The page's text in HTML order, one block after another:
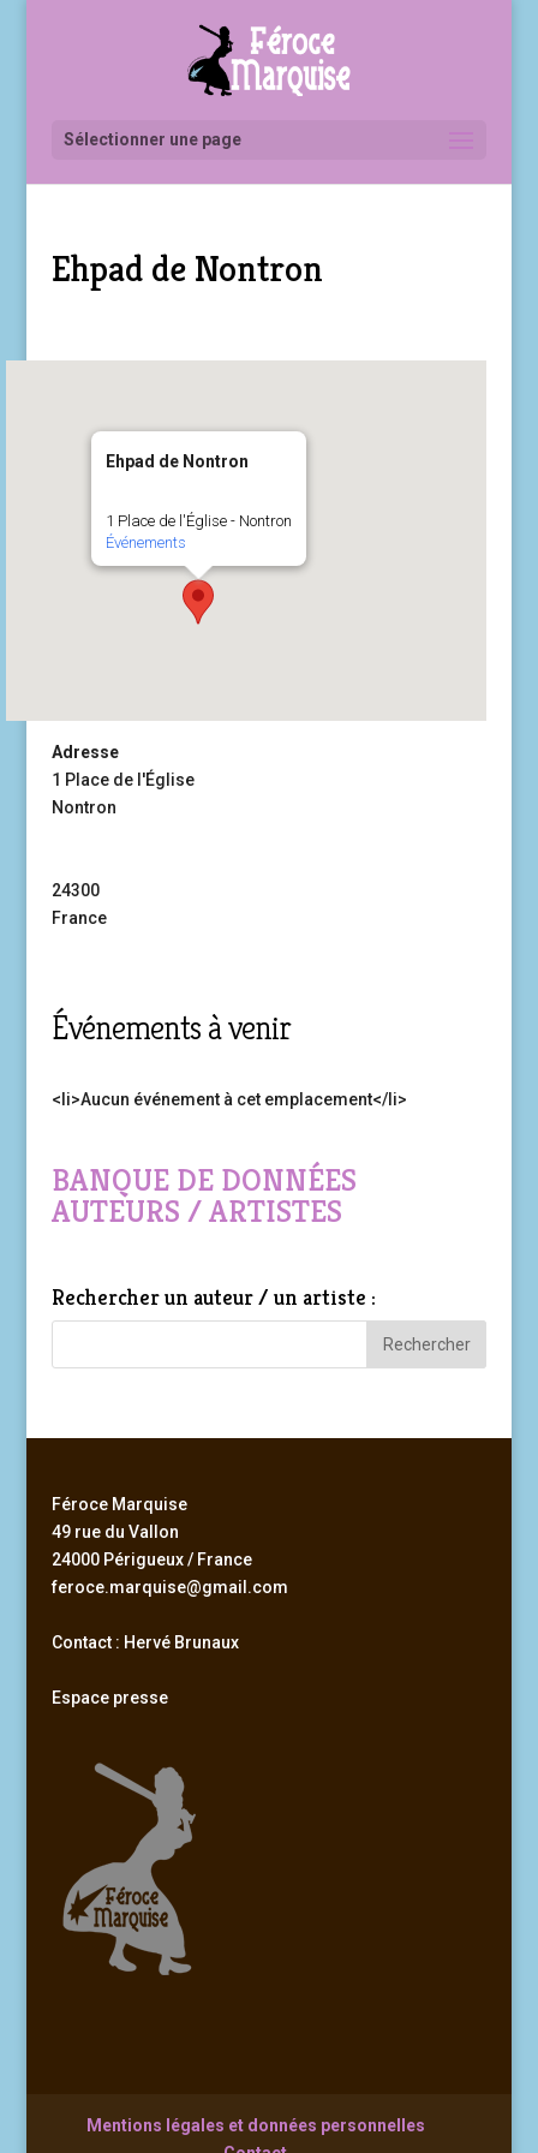
Sélectionner une page
Ehpad de Nontron
Ehpad de Nontron
1 Place de l'Église - Nontron
Événements
Adresse
1 Place de l'Église
Nontron
24300
France
Événements à venir
<li>Aucun événement à cet emplacement</li>
BANQUE DE DONNÉES
AUTEURS / ARTISTES
Rechercher un auteur / un artiste :
Féroce Marquise
49 rue du Vallon
24000 Périgueux / France
feroce.marquise@gmail.com
Contact : Hervé Brunaux
Espace presse
Mentions légales et données personnelles